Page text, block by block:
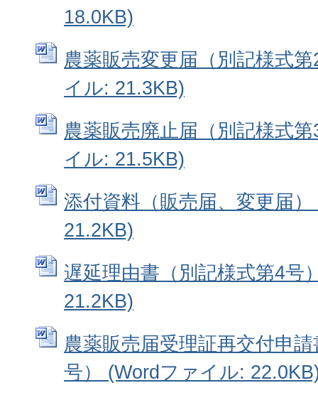
18.0KB)
農薬販売変更届（別記様式
イル: 21.3KB)
農薬販売廃止届（別記様式
イル: 21.5KB)
添付資料（販売届、変更届
21.2KB)
遅延理由書（別記様式第4号
21.2KB)
農薬販売届受理証再交付申
号） (Wordファイル: